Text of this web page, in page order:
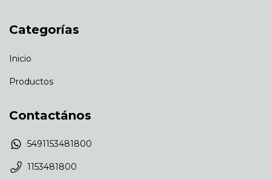
Categorías
Inicio
Productos
Contactános
5491153481800
1153481800